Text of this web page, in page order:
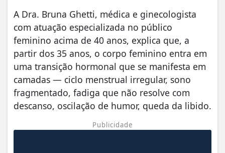
A Dra. Bruna Ghetti, médica e ginecologista
com atuação especializada no público
feminino acima de 40 anos, explica que, a
partir dos 35 anos, o corpo feminino entra em
uma transição hormonal que se manifesta em
camadas — ciclo menstrual irregular, sono
fragmentado, fadiga que não resolve com
descanso, oscilação de humor, queda da libido.
Publicidade